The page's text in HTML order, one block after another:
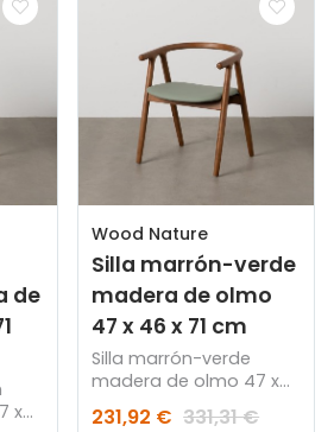
de
x
Wood Nature
Silla marrón-verde
madera de olmo
47 x 46 x 71 cm
Silla marrón-verde
madera de olmo 47 x
231,92 € 331,31 €